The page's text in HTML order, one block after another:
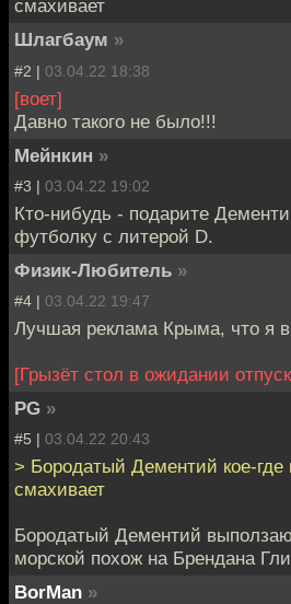
смахивает
Шлагбаум »
#2 | 03.04.22 18:38
[воет]
Давно такого не было!!!
Мейнкин »
#3 | 03.04.22 19:02
Кто-нибудь - подарите
футболку с литерой D.
Физик-Любитель »
#4 | 03.04.22 19:47
Лучшая реклама Крыма, что я
[Грызёт стол в ожидании
PG »
#5 | 03.04.22 20:43
> Бородатый Дементий кое-
смахивает
Бородатый Дементий
морской похож на Брендана
BorMan »